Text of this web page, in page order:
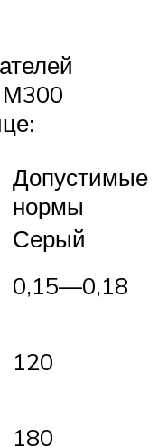
М300
Допустимые
нормы
Серый
0,15—0,18
120
180